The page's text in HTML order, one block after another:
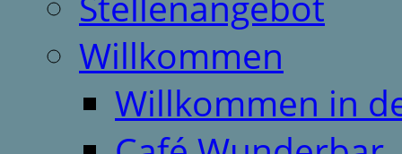
Willkommen
Willkommen in